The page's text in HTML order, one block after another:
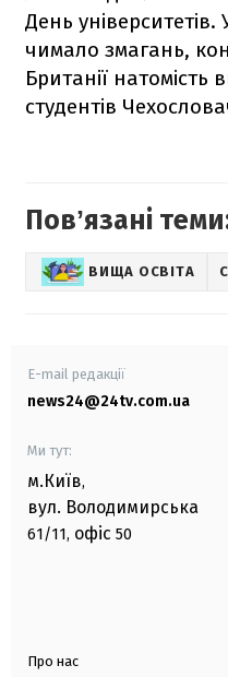
День
чимало змагань,
Британії
студентів
Повʼязані
ВИЩА ОСВІТА
E-mail редакції
news24@24tv.com.ua
Ми тут:
м.Київ,
вул. Володимирська
61/11, офіс 50
Про нас